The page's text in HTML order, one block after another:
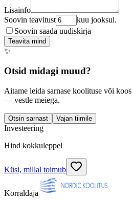
Lisainfo
Soovin teavitust
kuu jooksul.
Soovin saada uudiskirja
Teavita mind
✨
Otsid midagi muud?
Aitame leida sarnase koolituse või
— vestle meiega.
Otsin sarnast Vajan tiimile
Investeering
Hind kokkuleppel
Küsi, millal toimub
Korraldaja